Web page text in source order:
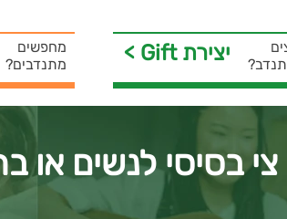
מחפשים
מתנדבים?
< Gift יצירת
בסיסי לנשים או